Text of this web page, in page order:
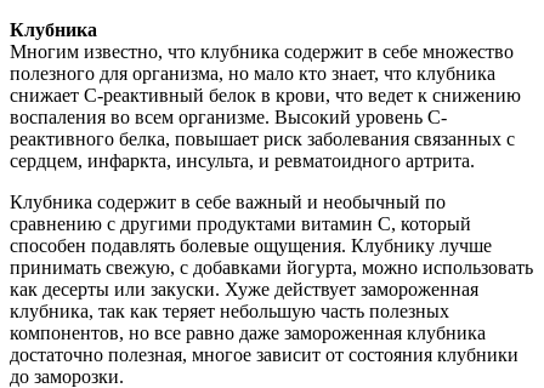
Клубника
Многим известно, что клубника содержит в себе множество
полезного для организма, но мало кто знает, что клубника
снижает С-реактивный белок в крови, что ведет к снижению
воспаления во всем организме. Высокий уровень С-
реактивного белка, повышает риск заболевания связанных с
сердцем, инфаркта, инсульта, и ревматоидного артрита.
Клубника содержит в себе важный и необычный по
сравнению с другими продуктами витамин С, который
способен подавлять болевые ощущения. Клубнику лучше
принимать свежую, с добавками йогурта, можно использовать
как десерты или закуски. Хуже действует замороженная
клубника, так как теряет небольшую часть полезных
компонентов, но все равно даже замороженная клубника
достаточно полезная, многое зависит от состояния клубники
до заморозки.